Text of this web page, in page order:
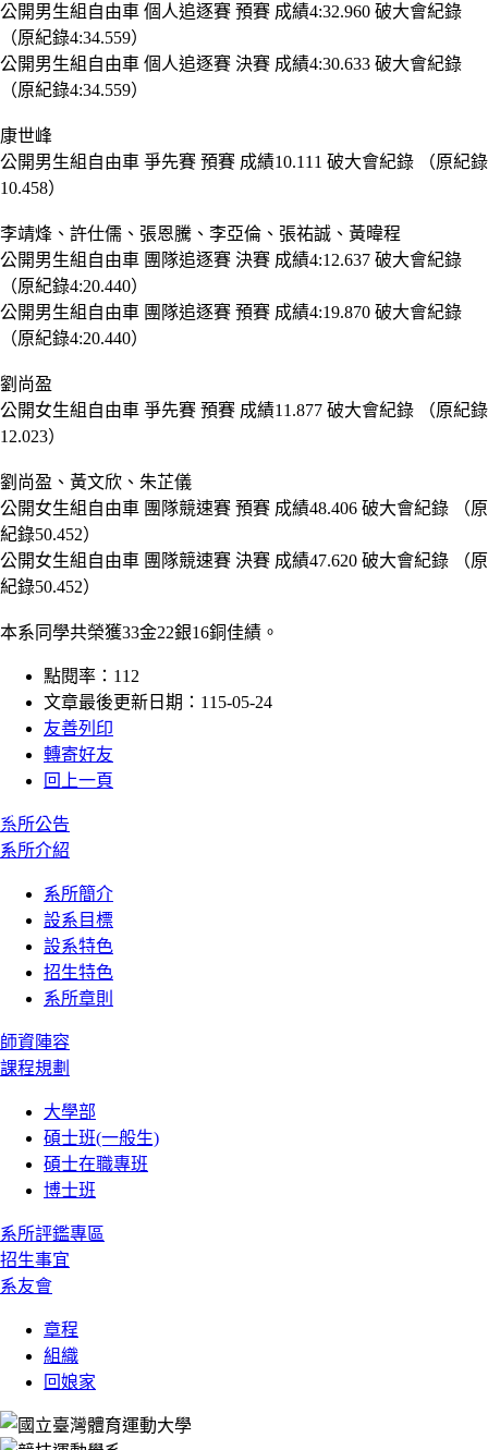
公開男生組自由車 個人追逐賽 預賽 成績4:32.960 破大會紀錄
（原紀錄4:34.559）
公開男生組自由車 個人追逐賽 決賽 成績4:30.633 破大會紀錄
（原紀錄4:34.559）
康世峰
公開男生組自由車 爭先賽 預賽 成績10.111 破大會紀錄 （原紀錄
10.458）
李靖烽、 許仕儒、張恩騰、李亞倫、張祐誠、黃暐程
公開男生組自由車 團隊追逐賽 決賽 成績4:12.637 破大會紀錄
（原紀錄4:20.440）
公開男生組自由車 團隊追逐賽 預賽 成績4:19.870 破大會紀錄
（原紀錄4:20.440）
劉尚盈
公開女生組自由車 爭先賽 預賽 成績11.877 破大會紀錄 （原紀錄
12.023）
劉尚盈、黃文欣、朱芷儀
公開女生組自由車 團隊競速賽 預賽 成績48.406 破大會紀錄 （原
紀錄50.452）
公開女生組自由車 團隊競速賽 決賽 成績47.620 破大會紀錄 （原
紀錄50.452）
本系同學共榮獲33金22銀16銅佳績。
點閱率：112
文章最後更新日期：115-05-24
友善列印
轉寄好友
回上一頁
:::
系所公告
系所介紹
系所簡介
設系目標
設系特色
招生特色
系所章則
師資陣容
課程規劃
大學部
碩士班(一般生)
碩士在職專班
博士班
系所評鑑專區
招生事宜
系友會
章程
組織
回娘家